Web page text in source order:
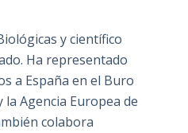
y científico
Ha representado
a España en el Buro
la Agencia Europea de
colabora